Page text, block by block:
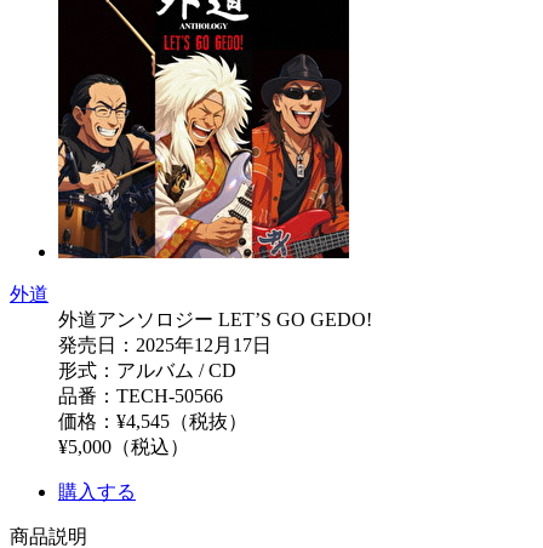
外道
外道アンソロジー LET’S GO GEDO!
発売日：2025年12月17日
形式：アルバム / CD
品番：TECH-50566
価格：¥4,545（税抜）
¥5,000（税込）
購入する
商品説明